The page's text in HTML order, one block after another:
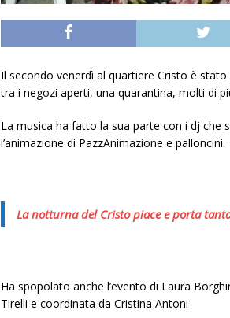
Il secondo venerdì al quartiere Cristo è
tra i negozi aperti, una quarantina, molti di
La musica ha fatto la sua parte con i dj che
l’animazione di PazzAnimazione e palloncini.
La notturna del Cristo piace e porta
Ha spopolato anche l’evento di Laura
Tirelli e coordinata da Cristina Antoni